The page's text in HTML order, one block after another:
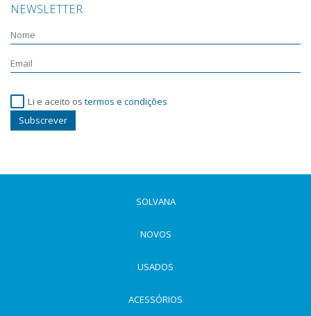
NEWSLETTER
Li e aceito os termos e condições
Subscrever
SOLVANA
NOVOS
USADOS
ACESSÓRIOS